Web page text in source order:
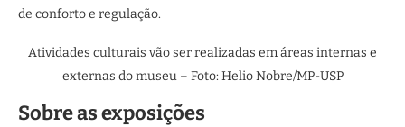
de conforto e regulação.
Atividades culturais vão ser realizadas em áreas internas e
externas do museu – Foto: Helio Nobre/MP-USP
Sobre as exposições